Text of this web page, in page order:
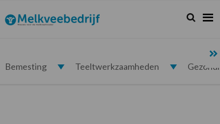
de
hoofdnavigatie
de
hoofd
de
voettekst
Melkveebedrijf.nl Zoeken...
Zoek
Bemesting Teeltwerkzaamheden